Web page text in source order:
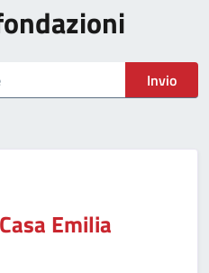
Invio
Emilia